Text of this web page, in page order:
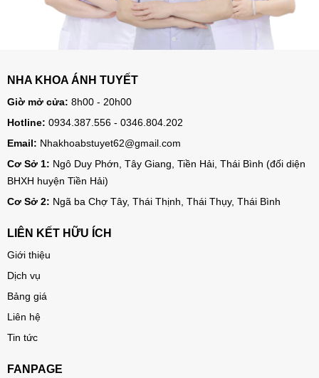
NHA KHOA ÁNH TUYẾT
Giờ mở cửa: 8h00 - 20h00
Hotline: 0934.387.556 - 0346.804.202
Email: Nhakhoabstuyet62@gmail.com
Cơ Sở 1: Ngô Duy Phớn, Tây Giang, Tiền Hải, Thái Bình (đối diện
BHXH huyện Tiền Hải)
Cơ Sở 2: Ngã ba Chợ Tây, Thái Thịnh, Thái Thụy, Thái Bình
LIÊN KẾT HỮU ÍCH
Giới thiệu
Dịch vụ
Bảng giá
Liên hệ
Tin tức
FANPAGE